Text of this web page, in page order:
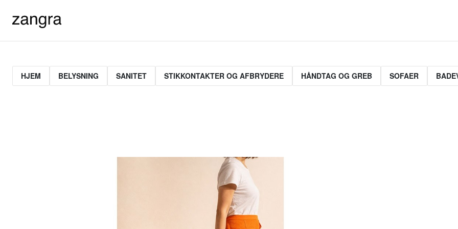
HJEM BELYSNING SANITET STIKKONTAKTER OG AFBRYDERE HÅNDTAG OG GREB SOFAER